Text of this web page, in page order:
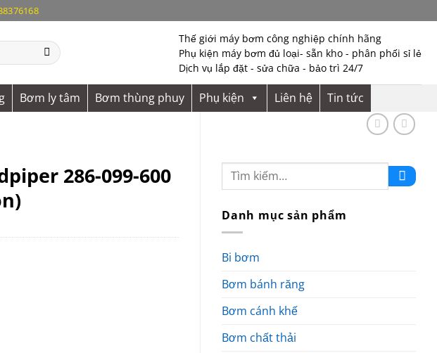
Thế giới máy bơm công nghiệp chính hãng
Phụ kiện máy bơm đủ loại- sẵn kho - phân phối sỉ lẻ
Dịch vụ lắp đặt - sửa chữa - bảo trì 24/7
Bơm ly tâm Bơm thùng phuy Phụ kiện Liên hệ Tin tức
Danh mục sản phẩm
Bi bơm
Bơm bánh răng
Bơm cánh khế
Bơm chất thải
286-099-600